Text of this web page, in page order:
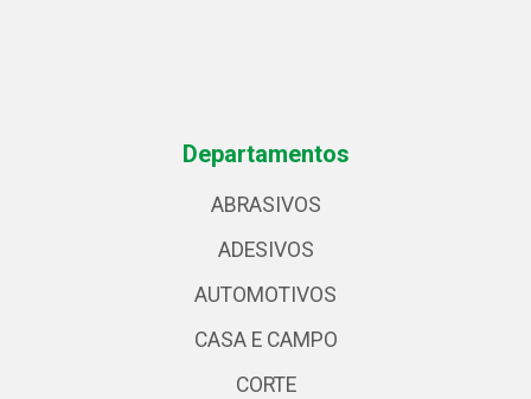
Departamentos
ABRASIVOS
ADESIVOS
AUTOMOTIVOS
CASA E CAMPO
CORTE